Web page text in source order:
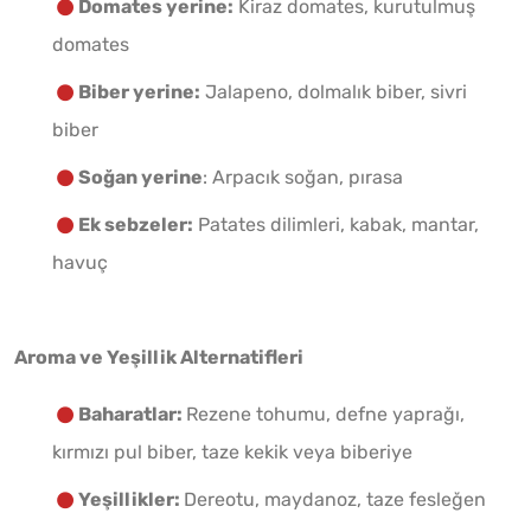
Domates yerine: Kiraz domates, kurutulmuş
domates
Biber yerine: Jalapeno, dolmalık biber, sivri
biber
Soğan yerine: Arpacık soğan, pırasa
Ek sebzeler: Patates dilimleri, kabak, mantar,
havuç
Aroma ve Yeşillik Alternatifleri
Baharatlar: Rezene tohumu, defne yaprağı,
kırmızı pul biber, taze kekik veya biberiye
Yeşillikler: Dereotu, maydanoz, taze fesleğen